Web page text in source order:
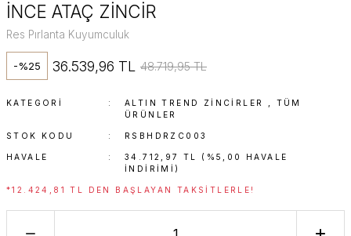
İNCE ATAÇ ZİNCİR
Res Pırlanta Kuyumculuk
-%25 36.539,96 TL 48.719,95 TL
KATEGORI ALTIN TREND ZINCIRLER
TÜM
ÜRÜNLER
STOK KODU RSBHDRZC003
HAVALE
34.712,97 TL (%5,00 HAVALE
INDIRIMI)
*12.424,81 TL DEN BAŞLAYAN TAKSITLERLE!